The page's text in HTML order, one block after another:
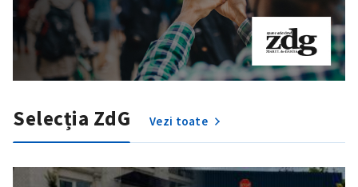
Selecția ZdG Vezi toate